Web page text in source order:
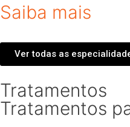
Saiba mais
Ver todas as
Tratamentos
Tratamentos